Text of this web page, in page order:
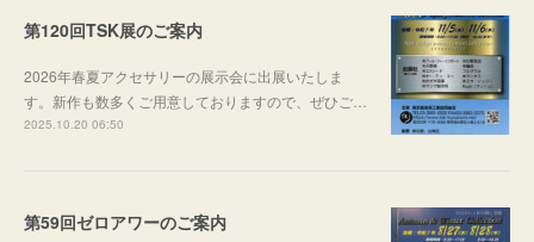
第120回TSK展のご案内
2026年春夏アクセサリーの展示会に出展いたしま
す。新作も数多くご用意しておりますので、ぜひご…
2025.10.20 06:50
第59回ゼロアワーのご案内